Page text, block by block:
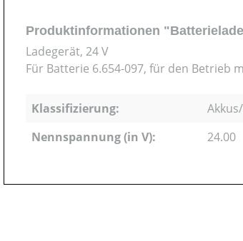
Produktinformationen
Ladegerät, 24 V
Für Batterie 6.654-097, für den Betrieb
Klassifizierung:
Nennspannung (in V):
24.00